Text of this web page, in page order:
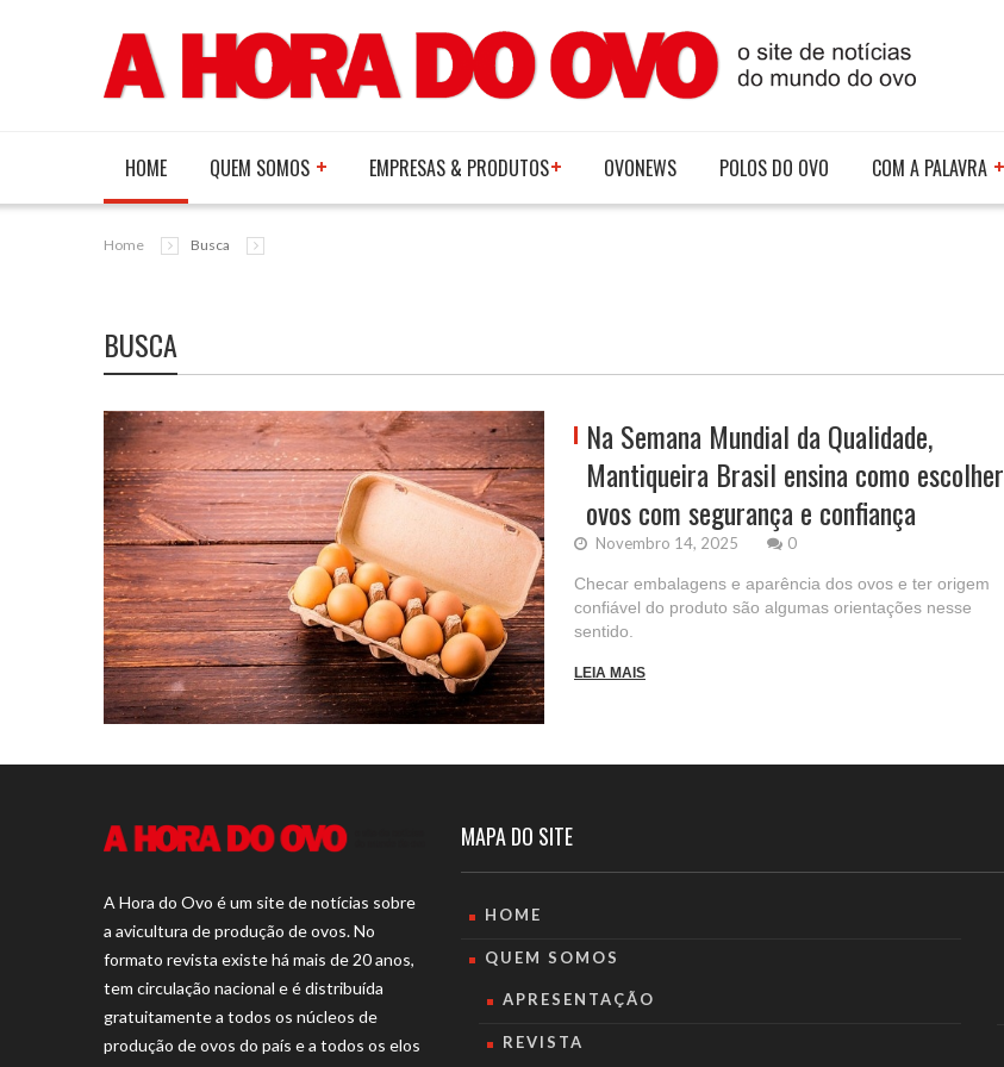
HOME QUEM SOMOS EMPRESAS & PRODUTOS OVONEWS POLOS DO OVO COM A PALAVRA
Home Busca
BUSCA
Na Semana Mundial da Qualidade,
Mantiqueira Brasil ensina como escolher
ovos com segurança e confiança
Novembro 14, 2025 0
Checar embalagens e aparência dos ovos e ter origem
confiável do produto são algumas orientações nesse
sentido.
LEIA MAIS
A Hora do Ovo é um site de notícias sobre
a avicultura de produção de ovos. No
formato revista existe há mais de 20 anos,
tem circulação nacional e é distribuída
gratuitamente a todos os núcleos de
produção de ovos do país e a todos os elos
MAPA DO SITE
HOME
QUEM SOMOS
APRESENTAÇÃO
REVISTA